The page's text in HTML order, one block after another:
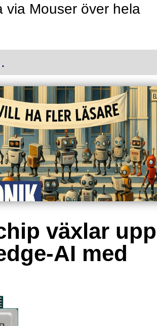
via Mouser över hela
växlar upp
AI med